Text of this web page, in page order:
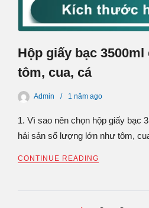
Hộp giấy bạc
tôm, cua, cá
Admin 1 năm ago
1. Vì sao nên chọn hộp giấy bạc
hải sản số lượng lớn như tôm,
CONTINUE READING